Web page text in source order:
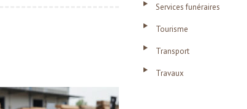
Services funéraires
Tourisme
Transport
Travaux